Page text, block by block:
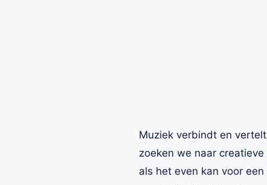
Muziek verbindt en
zoeken we naar
als het even kan voor